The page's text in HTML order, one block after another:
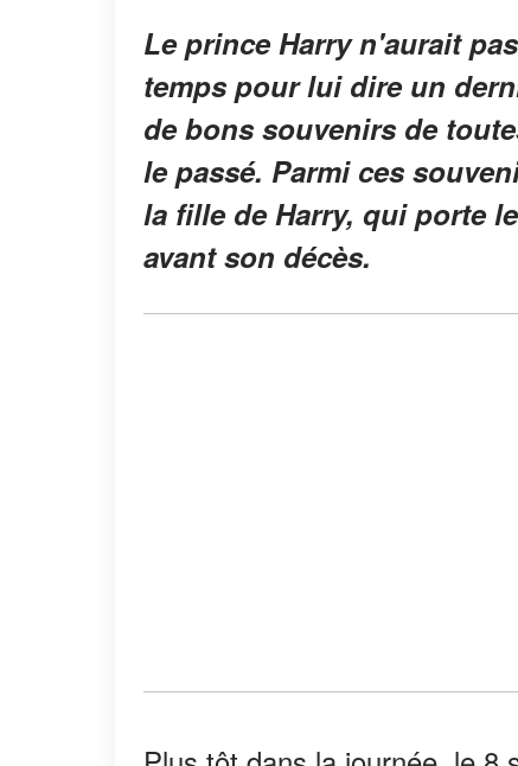
Le prince Harry n'aurait
temps pour lui dire un
de bons souvenirs de
le passé. Parmi ces
la fille de Harry, qui porte
avant son décès.